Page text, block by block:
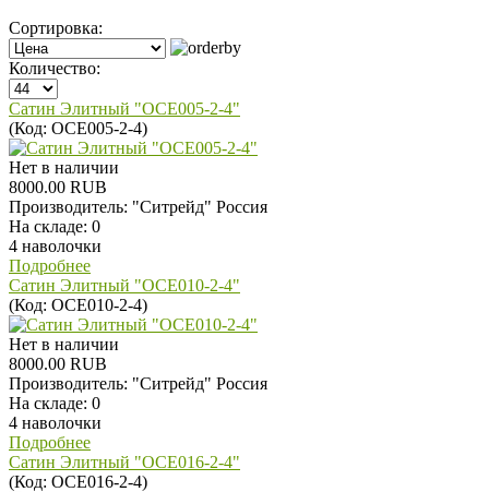
Сортировка:
Количество:
Сатин Элитный "OCE005-2-4"
(Код: OCE005-2-4)
Нет в наличии
8000.00 RUB
Производитель: "Ситрейд" Россия
На складе: 0
4 наволочки
Подробнее
Сатин Элитный "OCE010-2-4"
(Код: OCE010-2-4)
Нет в наличии
8000.00 RUB
Производитель: "Ситрейд" Россия
На складе: 0
4 наволочки
Подробнее
Сатин Элитный "OCE016-2-4"
(Код: OCE016-2-4)